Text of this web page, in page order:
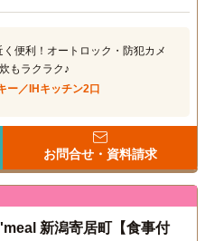
便利！オートロック・防犯カメ
もラクラク♪
ー／IHキッチン2口
お問合せ・資料請求
新潟寄居町【食事付